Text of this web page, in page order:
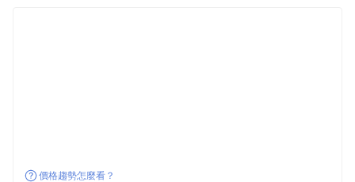
價格趨勢怎麼看？